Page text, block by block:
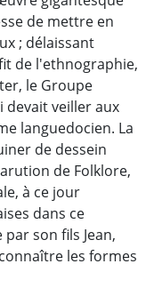
de mettre en
; délaissant
de l'ethnographie,
le Groupe
devait veiller aux
languedocien. La
de dessein
de Folklore,
à ce jour
dans ce
son fils Jean,
les formes